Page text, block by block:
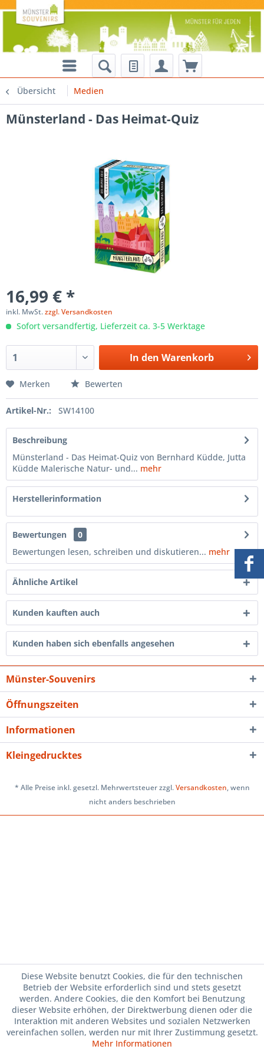
Übersicht Medien
Münsterland - Das Heimat-Quiz
16,99 € *
inkl. MwSt.zzgl. Versandkosten
Sofort versandfertig, Lieferzeit ca. 3-5 Werktage
In den Warenkorb
Merken Bewerten
Artikel-Nr.: SW14100
Beschreibung
Münsterland - Das Heimat-Quiz von Bernhard Küdde, Jutta
Küdde Malerische Natur- und... mehr
Herstellerinformation
Bewertungen
0
Bewertungen lesen, schreiben und diskutieren... mehr
Ähnliche Artikel
Kunden kauften auch
Kunden haben sich ebenfalls angesehen
Münster-Souvenirs
Öffnungszeiten
Informationen
Kleingedrucktes
* Alle Preise inkl. gesetzl. Mehrwertsteuer zzgl.Versandkosten, wenn
nicht anders beschrieben
Diese Website benutzt Cookies, die für den technischen
Betrieb der Website erforderlich sind und stets gesetzt
werden. Andere Cookies, die den Komfort bei Benutzung
dieser Website erhöhen, der Direktwerbung dienen oder die
Interaktion mit anderen Websites und sozialen Netzwerken
vereinfachen sollen, werden nur mit Ihrer Zustimmung gesetzt.
Mehr Informationen